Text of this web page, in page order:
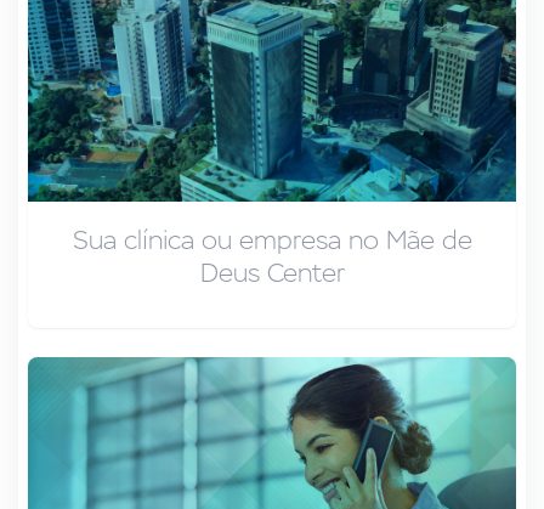
Sua clínica ou empresa no Mãe de
Deus Center